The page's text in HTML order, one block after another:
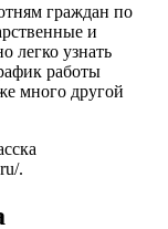
граждан по
и
легко узнать
работы
много другой
.